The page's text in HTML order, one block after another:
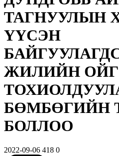
ТАГНУУЛЫН
ҮҮСЭН
ЖИЛИЙН ОЙГ
БӨМБӨГИЙН
БОЛЛОО
2022-09-06 418 0